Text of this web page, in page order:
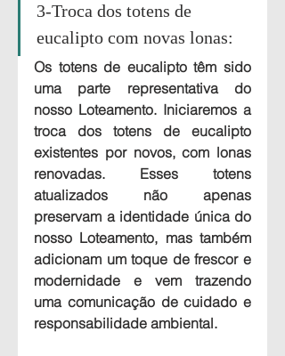
3-Troca dos totens de
eucalipto com novas lonas:
Os totens de eucalipto têm sido
uma parte representativa do
nosso Loteamento. Iniciaremos a
troca dos totens de eucalipto
existentes por novos, com lonas
renovadas. Esses totens
atualizados não apenas
preservam a identidade única do
nosso Loteamento, mas também
adicionam um toque de frescor e
modernidade e vem trazendo
uma comunicação de cuidado e
responsabilidade ambiental.